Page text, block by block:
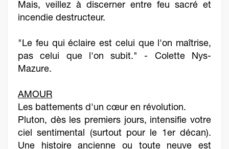
Mais, veillez à discerner entre feu sacré et
incendie destructeur.
"Le feu qui éclaire est celui que l'on maîtrise,
pas celui que l'on subit." - Colette Nys-
Mazure.
AMOUR
Les battements d'un cœur en révolution.
Pluton, dès les premiers jours, intensifie votre
ciel sentimental (surtout pour le 1er décan).
Une histoire ancienne ou toute neuve est